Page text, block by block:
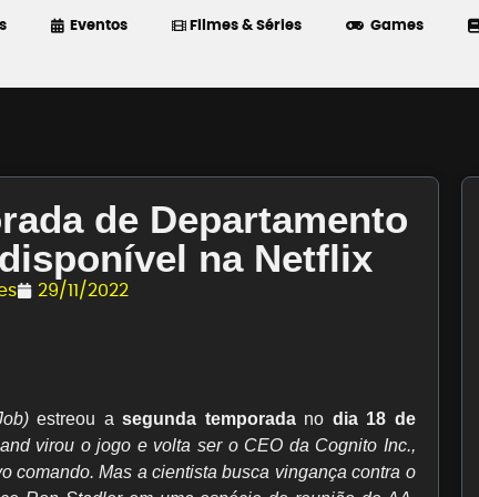
Eventos Filmes & Séries Games
de Departamento
na Netflix
29/11/2022
estreou asegunda temporadano dia 18 de
virou o jogo e volta ser o CEO da Cognito Inc.,
comando. Mas a cientista busca vingança contra o